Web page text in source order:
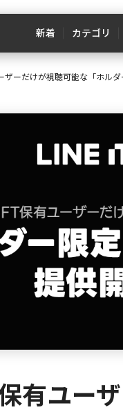
新着 カテゴリ
ザーだけが視聴可能な「ホル
有ユー